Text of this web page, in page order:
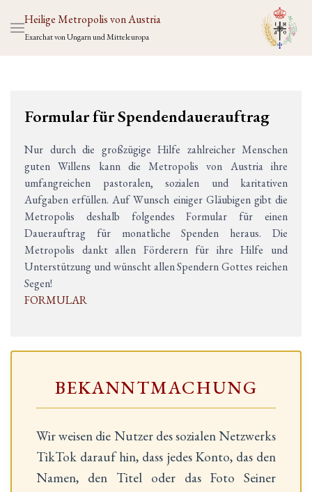
Heilige Metropolis von Austria
Exarchat von Ungarn und Mitteleuropa
Formular für Spendendauerauftrag
Nur durch die großzügige Hilfe zahlreicher Menschen
guten Willens kann die Metropolis von Austria ihre
umfangreichen pastoralen, sozialen und karitativen
Aufgaben erfüllen. Auf Wunsch einiger Gläubigen gibt die
Metropolis deshalb folgendes Formular für einen
Dauerauftrag für monatliche Spenden heraus. Die
Metropolis dankt allen Förderern für ihre Hilfe und
Unterstützung und wünscht allen Spendern Gottes reichen
Segen!
FORMULAR
BEKANNTMACHUNG
Wir weisen die Nutzer des sozialen Netzwerks
TikTok darauf hin, dass jedes Konto, das den
Namen, den Titel oder das Foto Seiner